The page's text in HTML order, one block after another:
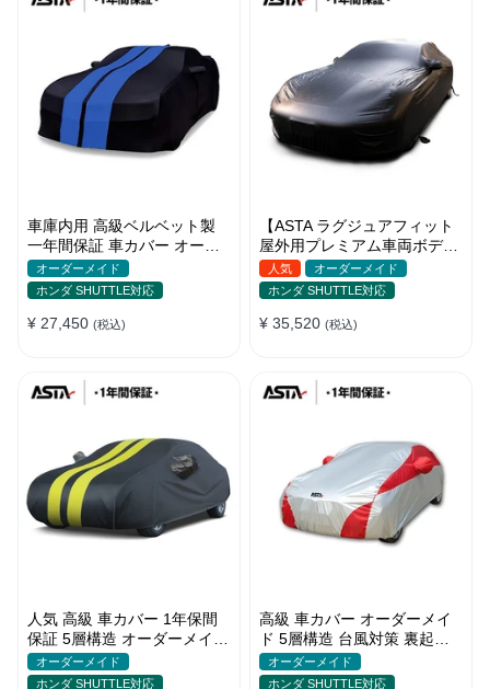
車庫内用 高級ベルベット製
一年間保証 車カバー オーダ
ーメイド 水洗いOK 防塵防汚
軽/普自動車 SUV
オーダーメイド
ホンダ SHUTTLE対応
¥ 27,450 (税込)
【ASTA ラグジュアフィット
屋外用プレミアム車両ボディ
カバー】オーダーメイド PU
レザー 車カバー 裏起毛 防水
防風 耐久性
人気
オーダーメイド
ホンダ SHUTTLE対応
¥ 35,520 (税込)
人気 高級 車カバー 1年保間
保証 5層構造 オーダーメイド
裏起毛 台風対策 防水 コーデ
ィング保護
オーダーメイド
ホンダ SHUTTLE対応
高級 車カバー オーダーメイ
ド 5層構造 台風対策 裏起毛
車種専用 コーディング保護
日焼け防止
オーダーメイド
ホンダ SHUTTLE対応